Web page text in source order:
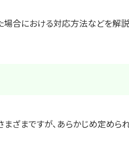
合における対応方法などを解説
ざまですが、あらかじめ定め